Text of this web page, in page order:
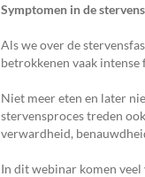
Symptomen in de
Als we over de
betrokkenen vaak intense
Niet meer eten en later
stervensproces treden
verwardheid,
In dit webinar komen veel